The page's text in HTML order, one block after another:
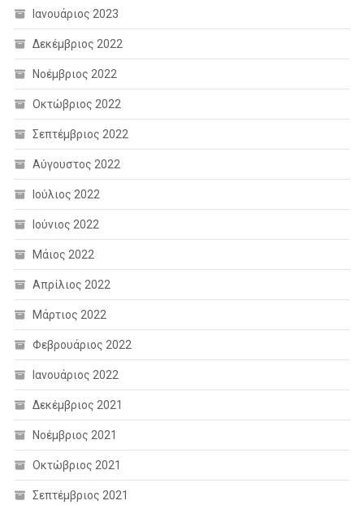
Ιανουάριος 2023
Δεκέμβριος 2022
Νοέμβριος 2022
Οκτώβριος 2022
Σεπτέμβριος 2022
Αύγουστος 2022
Ιούλιος 2022
Ιούνιος 2022
Μάιος 2022
Απρίλιος 2022
Μάρτιος 2022
Φεβρουάριος 2022
Ιανουάριος 2022
Δεκέμβριος 2021
Νοέμβριος 2021
Οκτώβριος 2021
Σεπτέμβριος 2021